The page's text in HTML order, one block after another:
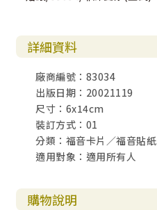
詳細資料
廠商編號：83034
出版日期：20021119
尺寸：6x14cm
裝訂方式：01
分類：福音卡片／福音貼紙
適用對象：適用所有人
購物說明